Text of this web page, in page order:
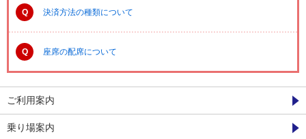
Q 決済方法の種類について
Q 座席の配席について
ご利用案内
乗り場案内